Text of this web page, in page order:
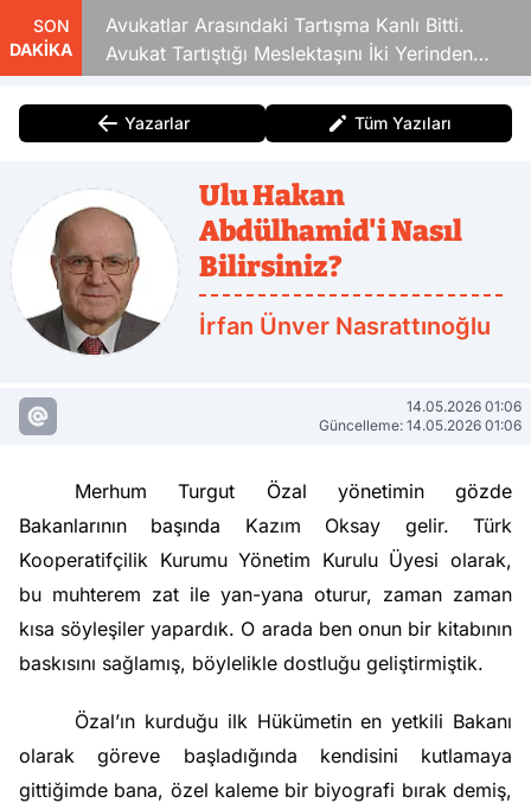
SON
DAKİKA
Avukatlar Arasındaki Tartışma Kanlı Bitti.
Avukat Tartıştığı Meslektaşını İki Yerinden
Vurdu
Yazarlar Tüm Yazıları
Ulu Hakan
Abdülhamid'i Nasıl
Bilirsiniz?
İrfan Ünver Nasrattınoğlu
14.05.2026 01:06
Güncelleme: 14.05.2026 01:06
Merhum Turgut Özal yönetimin gözde
Bakanlarının başında Kazım Oksay gelir. Türk
Kooperatifçilik Kurumu Yönetim Kurulu Üyesi olarak,
bu muhterem zat ile yan-yana oturur, zaman zaman
kısa söyleşiler yapardık. O arada ben onun bir kitabının
baskısını sağlamış, böylelikle dostluğu geliştirmiştik.
Özal’ın kurduğu ilk Hükümetin en yetkili Bakanı
olarak göreve başladığında kendisini kutlamaya
gittiğimde bana, özel kaleme bir biyografi bırak demiş,